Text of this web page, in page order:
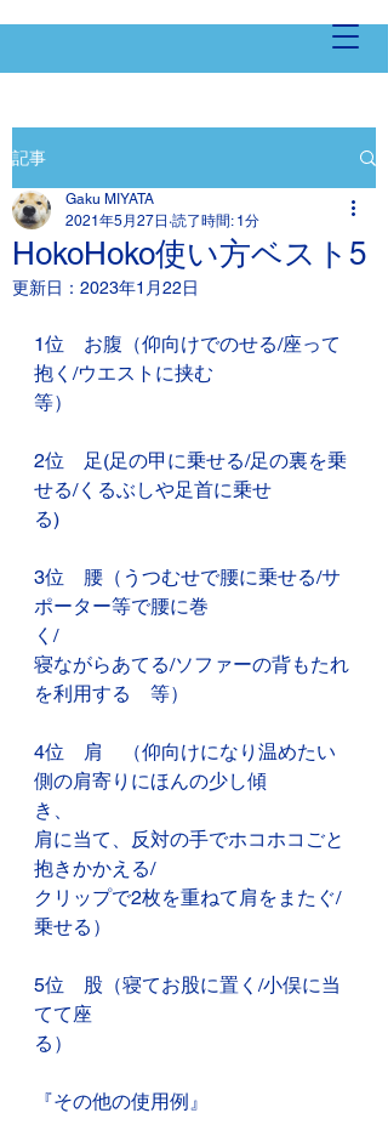
記事
HokoHoko使い方ベスト5
Gaku MIYATA
2021年5月27日 読了時間: 1分
更新日： 2023年1月22日
1位　お腹（仰向けでのせる/座って
抱く/ウエストに挟む
等）
2位　足(足の甲に乗せる/足の裏を乗
せる/くるぶしや足首に乗せ
る)
3位　腰（うつむせで腰に乗せる/サ
ポーター等で腰に巻
く/
寝ながらあてる/ソファーの背もたれ
を利用する　等）
4位　肩　（仰向けになり温めたい
側の肩寄りにほんの少し傾
き、
肩に当て、反対の手でホコホコごと
抱きかかえる/
クリップで2枚を重ねて肩をまたぐ/
乗せる）
5位　股（寝てお股に置く/小俣に当
てて座
る）
『その他の使用例』